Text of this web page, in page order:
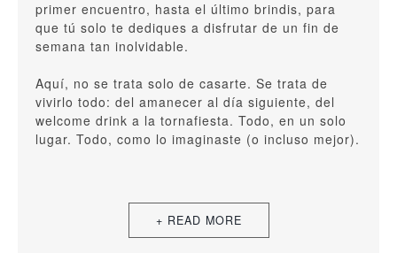
primer encuentro, hasta el último brindis, para
que tú solo te dediques a disfrutar de un fin de
semana tan inolvidable.
Aquí, no se trata solo de casarte. Se trata de
vivirlo todo: del amanecer al día siguiente, del
welcome drink a la tornafiesta. Todo, en un solo
lugar. Todo, como lo imaginaste (o incluso mejor).